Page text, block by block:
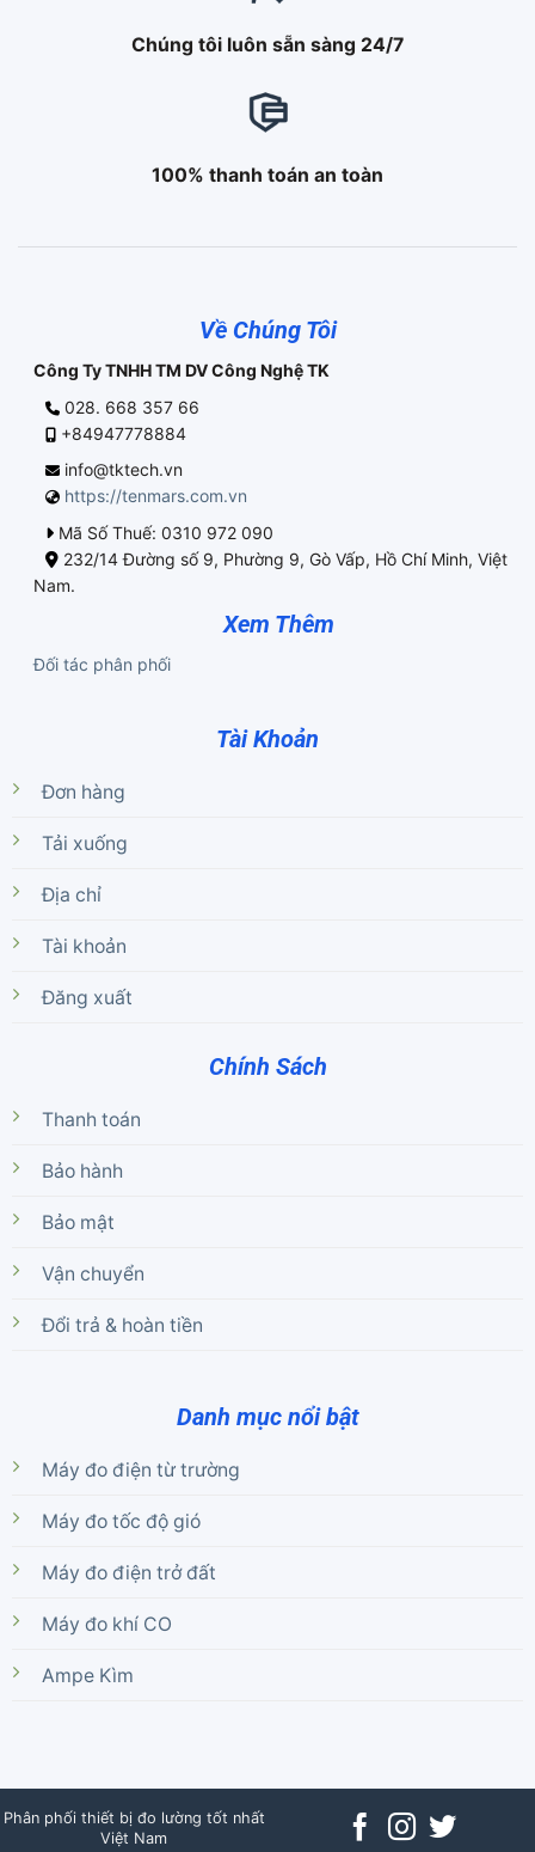
Chúng tôi luôn sẵn sàng 24/7
100% thanh toán an toàn
Về Chúng Tôi
Công Ty TNHH TM DV Công Nghệ TK
028. 668 357 66
+84947778884
info@tktech.vn
https://tenmars.com.vn
Mã Số Thuế: 0310 972 090
232/14 Đường số 9, Phường 9, Gò Vấp, Hồ Chí Minh, Việt
Nam.
Xem Thêm
Đối tác phân phối
Tài Khoản
Đơn hàng
Tải xuống
Địa chỉ
Tài khoản
Đăng xuất
Chính Sách
Thanh toán
Bảo hành
Bảo mật
Vận chuyển
Đổi trả & hoàn tiền
Danh mục nổi bật
Máy đo điện từ trường
Máy đo tốc độ gió
Máy đo điện trở đất
Máy đo khí CO
Ampe Kìm
Phân phối thiết bị đo lường tốt nhất
Việt Nam